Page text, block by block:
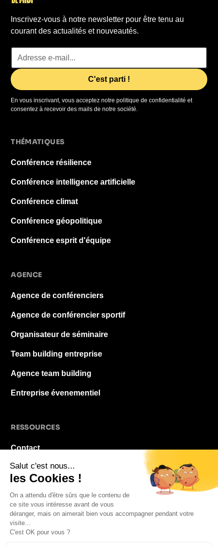
Inscrivez-vous à notre newsletter pour être tenu au
courant des actualités et nouveautés.
En vous inscrivant, vous acceptez notre politique de confidentialité et
consentez à recevoir des mails de notre société.
THÉMATIQUES
Conférence résilience
Conférence intelligence artificielle
Conférence climat
Conférence géopolitique
Conférence esprit d'équipe
AGENCE
Agence de conférenciers
Agence de conférencier sportif
Organisateur de séminaire
Team building entreprise
Agence team building
Entreprise évenementiel
RESSOURCES
Contact
À propos
FAQ